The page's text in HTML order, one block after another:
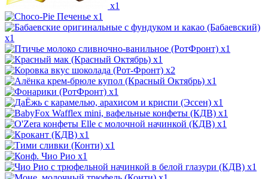
x1
x1
x1
x1
x1
x2
x1
x1
x1
x1
x1
x1
x1
x1
x1